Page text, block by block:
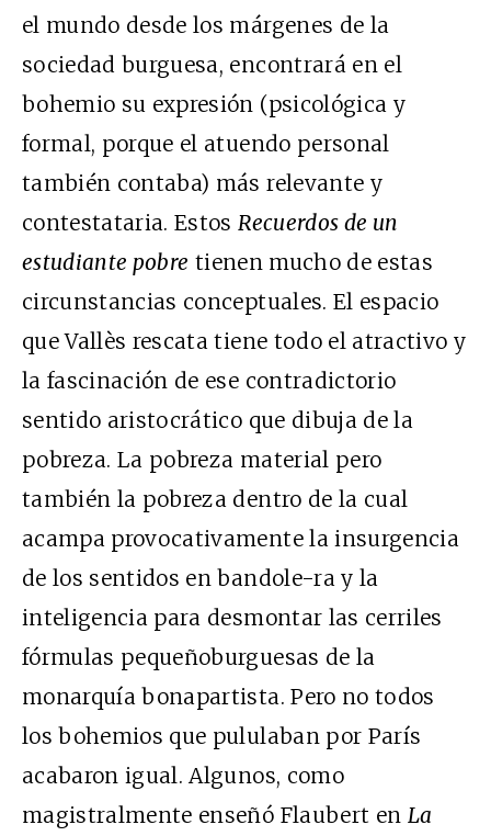
el mundo desde los márgenes de la
sociedad burguesa, encontrará en el
bohemio su expresión (psicológica y
formal, porque el atuendo personal
también contaba) más relevante y
contestataria. EstosRecuerdos de un
estudiante pobre tienen mucho de estas
circunstancias conceptuales. El espacio
que Vallès rescata tiene todo el atractivo y
la fascinación de ese contradictorio
sentido aristocrático que dibuja de la
pobreza. La pobreza material pero
también la pobreza dentro de la cual
acampa provocativamente la insurgencia
de los sentidos en bandole-ra y la
inteligencia para desmontar las cerriles
fórmulas pequeñoburguesas de la
monarquía bonapartista. Pero no todos
los bohemios que pululaban por París
acabaron igual. Algunos, como
magistralmente enseñó Flaubert en La